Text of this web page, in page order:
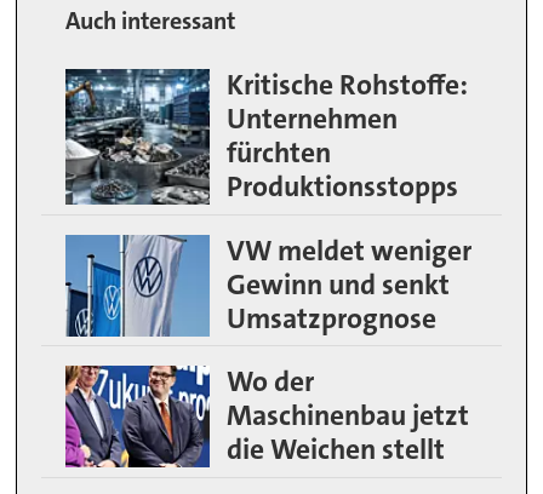
Auch interessant
Kritische Rohstoffe:
Unternehmen
fürchten
Produktionsstopps
VW meldet weniger
Gewinn und senkt
Umsatzprognose
Wo der
Maschinenbau jetzt
die Weichen stellt